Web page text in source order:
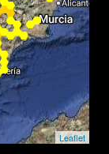
Leaflet